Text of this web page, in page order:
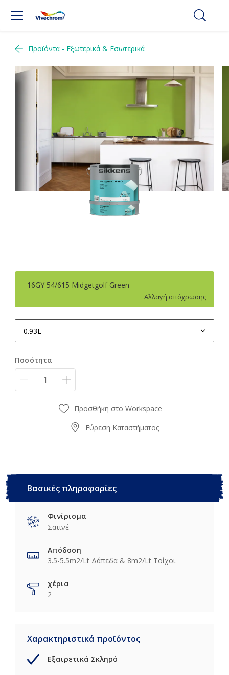
Προϊόντα - Εξωτερικά & Εσωτερικά
16GY 54/615 Midgetgolf Green
Αλλαγή απόχρωσης
0.93L
0.96L
Ποσότητα
Προσθήκη στο Workspace
Εύρεση Καταστήματος
Βασικές πληροφορίες
Φινίρισμα
Σατινέ
Απόδοση
3.5-5.5m2/Lt Δάπεδα & 8m2/Lt Τοίχοι
χέρια
2
Χαρακτηριστικά προϊόντος
Εξαιρετικά Σκληρό